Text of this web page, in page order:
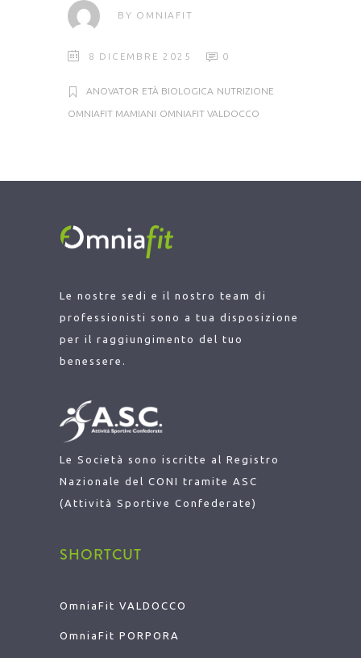
BY OMNIAFIT
8 DICEMBRE 2025 0
ANOVATOR ETÀ BIOLOGICA NUTRIZIONE
OMNIAFIT MAMIANI OMNIAFIT VALDOCCO
Le nostre sedi e il nostro team di
professionisti sono a tua disposizione
per il raggiungimento del tuo
benessere.
Le Società sono iscritte al Registro
Nazionale del CONI tramite ASC
(Attività Sportive Confederate)
SHORTCUT
OmniaFit VALDOCCO
OmniaFit PORPORA